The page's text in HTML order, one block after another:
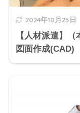
2024年10月25日
【人材派遣】
図面作成(CAD)